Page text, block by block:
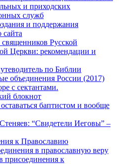
и приходских
служб
и поддержания
сайта
Русской
Церкви: рекомендации и
по Библии
объединения России (2017)
с сектантами.
блокнот
баптистом и вообще
“Свидетели Иеговы” –
к Православию
в православную веру
присоединения к